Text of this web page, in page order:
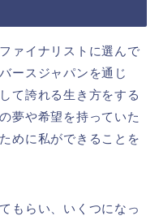
ァイナリストに選んで
ースジャパンを通じ
て誇れる生き方をする
夢や希望を持っていた
めに私ができることを
もらい、いくつになっ